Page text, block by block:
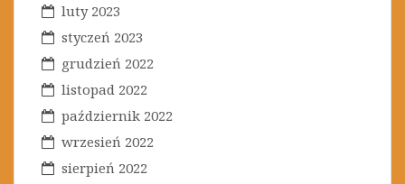
luty 2023
styczeń 2023
grudzień 2022
listopad 2022
październik 2022
wrzesień 2022
sierpień 2022